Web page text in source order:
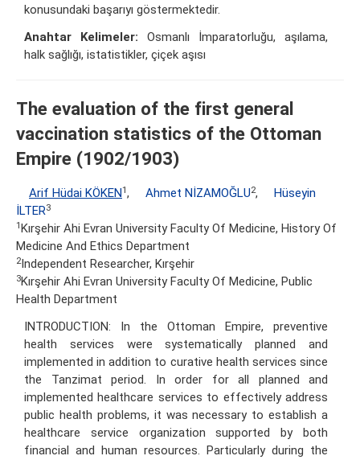
konusundaki başarıyı göstermektedir.
Anahtar Kelimeler: Osmanlı İmparatorluğu, aşılama,
halk sağlığı, istatistikler, çiçek aşısı
The evaluation of the first general
vaccination statistics of the Ottoman
Empire (1902/1903)
Arif Hüdai KÖKEN1, Ahmet NİZAMOĞLU2,
Hüseyin
İLTER3
1 Kırşehir Ahi Evran University Faculty Of Medicine, History Of
Medicine And Ethics Department
2Independent Researcher, Kırşehir
3Kırşehir Ahi Evran University Faculty Of Medicine, Public
Health Department
INTRODUCTION: In the Ottoman Empire, preventive
health services were systematically planned and
implemented in addition to curative health services since
the Tanzimat period. In order for all planned and
implemented healthcare services to effectively address
public health problems, it was necessary to establish a
healthcare service organization supported by both
financial and human resources. Particularly during the